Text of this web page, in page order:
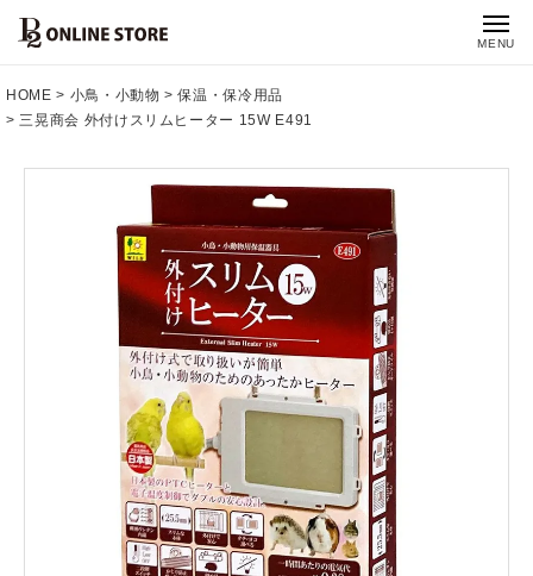
MENU
HOME 小鳥・小動物
保温・保冷用品
三晃商会 外付けスリムヒーター 15W E491